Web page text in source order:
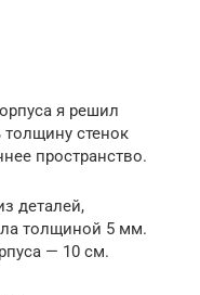
я решил
толщину стенок
пространство.
деталей,
толщиной 5 мм.
— 10 см.